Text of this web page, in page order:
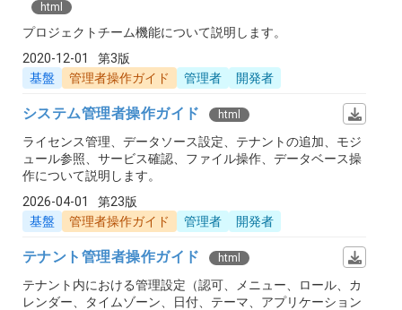
html
プロジェクトチーム機能について説明します。
2020-12-01
第3版
基盤
管理者操作ガイド 管理者 開発者
システム管理者操作ガイド html
ライセンス管理、データソース設定、テナントの追加、モジ
ュール参照、サービス確認、ファイル操作、データベース操
作について説明します。
2026-04-01
第23版
基盤
管理者操作ガイド 管理者 開発者
テナント管理者操作ガイド html
テナント内における管理設定（認可、メニュー、ロール、カ
レンダー、タイムゾーン、日付、テーマ、アプリケーション